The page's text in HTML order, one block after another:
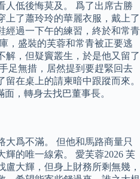
人低後悔莫及。 爲了出席古勝
上了蕭玲玲的華麗衣服，戴上了
經過一下午的練習，終於和常青
，盛裝的芙蓉和常青被正要逃
解，但疑竇叢生，於是他又留了
足無措，居然提到要趕緊回去
在桌上的請柬暗中跟蹤而來。
面，轉身去找巴董事長。
大爲不滿。 但他和馬路商量只
的唯一線索。 愛芙蓉2026 芙
大輝，但身上財務所剩無幾，